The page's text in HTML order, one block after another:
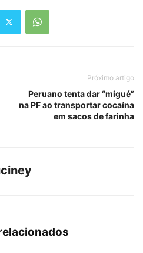
Próximo artigo
Peruano tenta dar “migué”
na PF ao transportar cocaína
em sacos de farinha